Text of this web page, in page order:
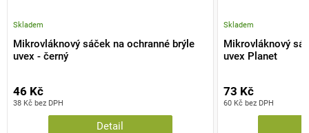
Mikrovláknový sáček na ochranné brýle
uvex - černý
Skladem
38 Kč bez DPH
46 Kč
Detail
Mikrovláknový
uvex Planet
Skladem
60 Kč bez DPH
73 Kč